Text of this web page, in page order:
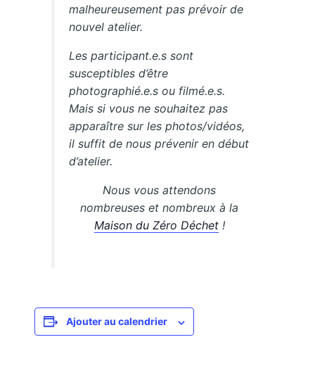
malheureusement pas prévoir de
nouvel atelier.
Les participant.e.s sont
susceptibles d’être
photographié.e.s ou filmé.e.s.
Mais si vous ne souhaitez pas
apparaître sur les photos/vidéos,
il suffit de nous prévenir en début
d’atelier.
Nous vous attendons
nombreuses et nombreux à la
Maison du Zéro Déchet!
Ajouter au calendrier